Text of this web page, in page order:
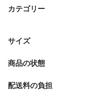
カテゴリー
サイズ
商品の状態
配送料の負担